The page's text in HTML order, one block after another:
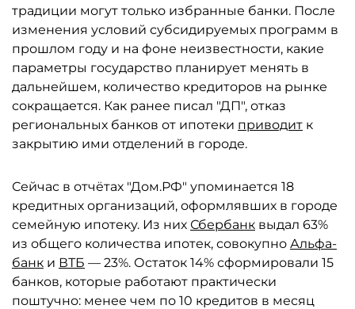
традиции могут только избранные банки. После
изменения условий субсидируемых программ в
прошлом году и на фоне неизвестности, какие
параметры государство планирует менять в
дальнейшем, количество кредиторов на рынке
сокращается. Как ранее писал "ДП", отказ
региональных банков от ипотеки приводит к
закрытию ими отделений в городе.
Сейчас в отчётах "Дом.РФ" упоминается 18
кредитных организаций, оформлявших в городе
семейную ипотеку. Из них Сбербанк выдал 63%
из общего количества ипотек, совокупно Альфа-
банк и ВТБ — 23%. Остаток 14% сформировали 15
банков, которые работают практически
поштучно: менее чем по 10 кредитов в месяц